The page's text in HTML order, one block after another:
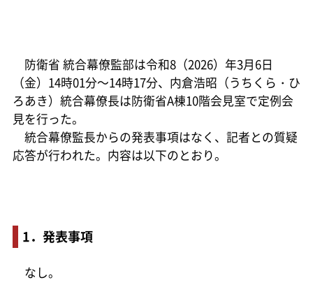
防衛省 統合幕僚監部は令和8（2026）年3月6日
（金）14時01分～14時17分、内倉浩昭（うちくら・ひ
ろあき）統合幕僚長は防衛省A棟10階会見室で定例会
見を行った。
統合幕僚監長からの発表事項はなく、記者との質疑
応答が行われた。内容は以下のとおり。
1．発表事項
なし。